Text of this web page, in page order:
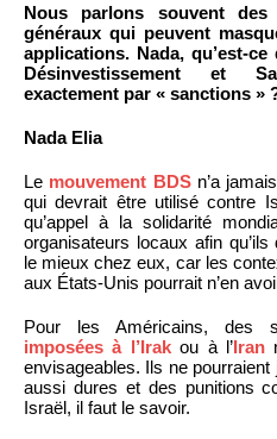
Nous parlons souvent
généraux qui peuvent
applications. Nada, qu’est-
Désinvestissement et
exactement par « sanctions »
Nada Elia
Le mouvement BDSn’a
qui devrait être utilisé contre
qu’appel à la solidarité
organisateurs locaux afin
le mieux chez eux, car les
aux États-Unis pourrait n’en
Pour les Américains, des
imposées à l’Irakou à l’Iran
envisageables. Ils ne
aussi dures et des punitions
Israël, il faut le savoir.